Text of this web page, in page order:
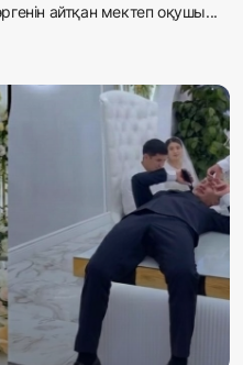
айтқан мектеп оқушы...